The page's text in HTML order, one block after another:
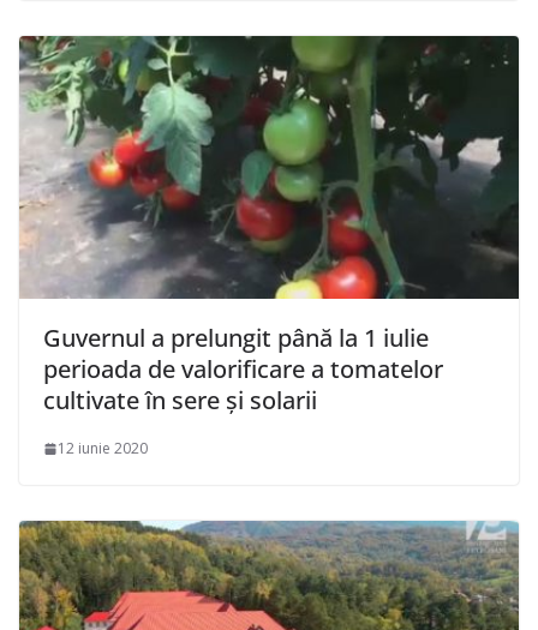
Guvernul a prelungit până la 1 iulie
perioada de valorificare a tomatelor
cultivate în sere şi solarii
12 iunie 2020